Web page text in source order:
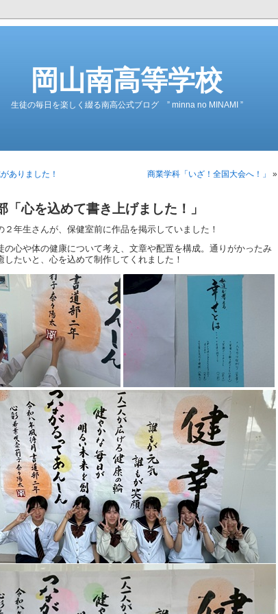
岡山南高等学校
生徒の毎日を楽しく綴る南高公式ブログ ” minna no MINAMI ”
ありました！ 商業学科「いざ！全国大会へ！」 »
「心を込めて書き上げました！」
２年生さんが、保健室前に作品を掲示していました！
の心や体の健康について考え、文章や配置を構成。通りがかったみ
したいと、心を込めて制作してくれました！